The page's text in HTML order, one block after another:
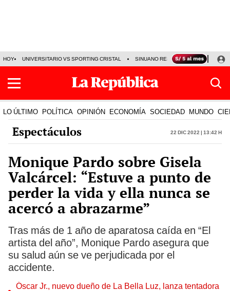
HOY UNIVERSITARIO VS SPORTING CRISTAL SINUANO RESULTADOS HOY
LO ÚLTIMO POLÍTICA OPINIÓN ECONOMÍA SOCIEDAD MUNDO
Espectáculos 22 Dic 2022 | 13:42 h
Monique Pardo sobre Gisela
Valcárcel: “Estuve a punto de
perder la vida y ella nunca se
acercó a abrazarme”
Tras más de 1 año de aparatosa caída en “El
artista del año”, Monique Pardo asegura que
su salud aún se ve perjudicada por el
accidente.
Óscar Jr., nuevo dueño de La Bella Luz, lanza tentadora